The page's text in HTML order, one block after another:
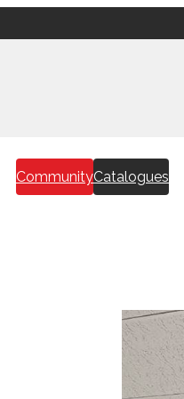
CommunityCatalogues